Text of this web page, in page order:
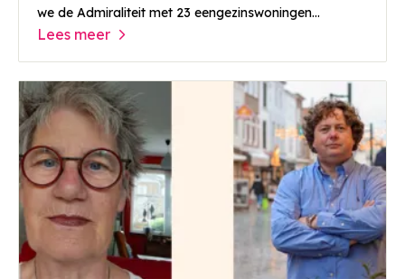
we de Admiraliteit met 23 eengezinswoningen...
Lees meer